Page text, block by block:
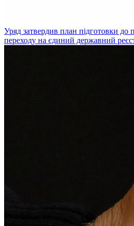
Уряд затвердив план підготовки
переходу на єдиний державний